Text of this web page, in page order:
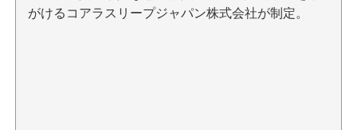
がけるコアラスリープジャパン株式会社が制定。